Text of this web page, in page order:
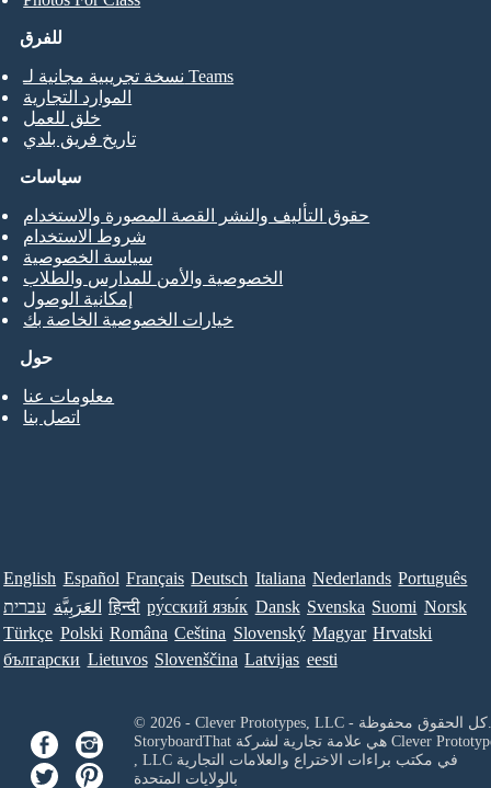
للفرق
نسخة تجريبية مجانية لـ Teams
الموارد التجارية
خلق للعمل
تاريخ فريق بلدي
حول
معلومات عنا
اتصل بنا
سياسات
حقوق التأليف والنشر القصة المصورة والاستخدام
شروط الاستخدام
سياسة الخصوصية
الخصوصية والأمن للمدارس والطلاب
إمكانية الوصول
خيارات الخصوصية الخاصة بك
English Español Français Deutsch Italiana Nederlands Português
עברית العَرَبِيَّة हिन्दी ру́сский язы́к Dansk Svenska Suomi Norsk
Türkçe Polski Româna Ceština Slovenský Magyar Hrvatski
български Lietuvos Slovenščina Latvijas eesti
© 2026 - Clever Prototypes, LLC - كل الحقوق محفوظة.
StoryboardThat هي علامة تجارية لشركة Clever
, LLCفي مكتب براءات الاختراع والعلامات التجارية
بالولايات المتحدة